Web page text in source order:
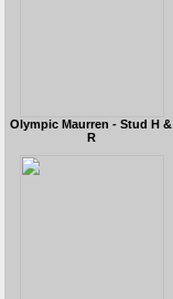
Olympic Maurren - Stud H &
R